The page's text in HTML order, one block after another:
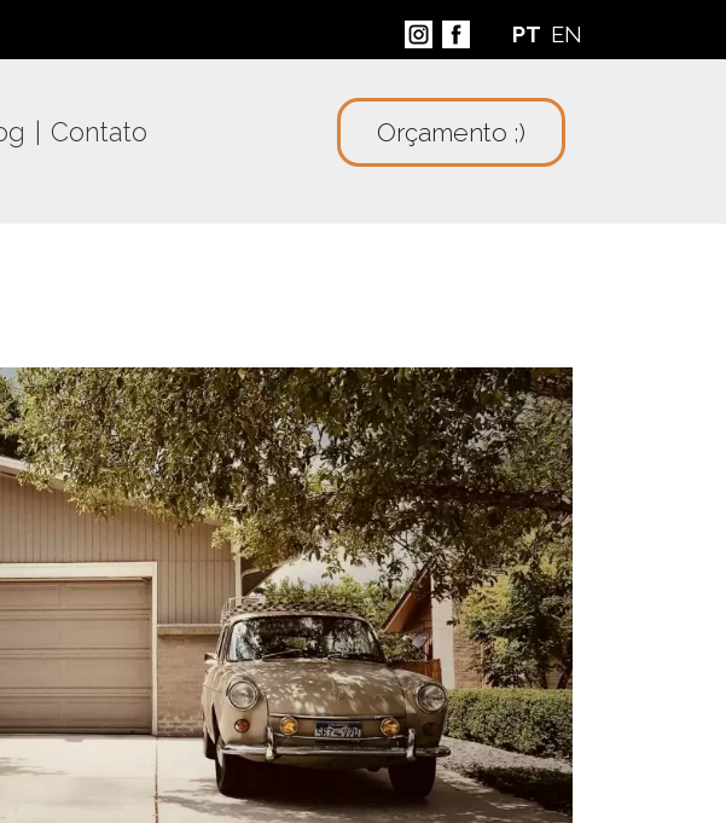
PT EN
Contato Orçamento ;)